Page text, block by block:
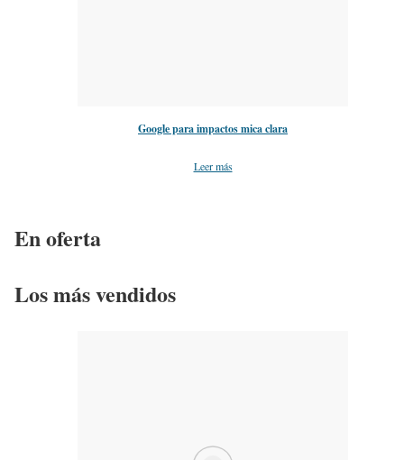
Google para impactos mica clara
Leer más
En oferta
Los más vendidos